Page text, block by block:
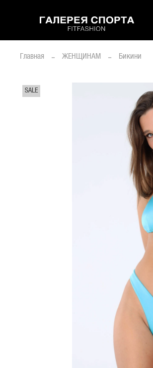
Главная ЖЕНЩИНАМ Бикини
SALE